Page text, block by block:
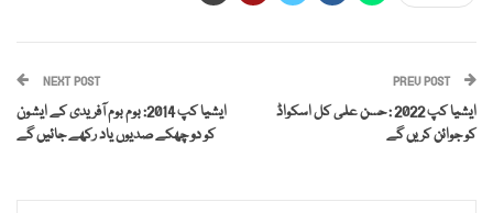
PREV POST
ایشیا کپ 2022 : حسن علی کل اسکواڈ
کو جوائن کریں گے
NEXT POST
ایشیا کپ 2014: بوم بوم آفریدی کے ایشون
کو دو چھکے صدیوں یاد رکھے جائیں گے